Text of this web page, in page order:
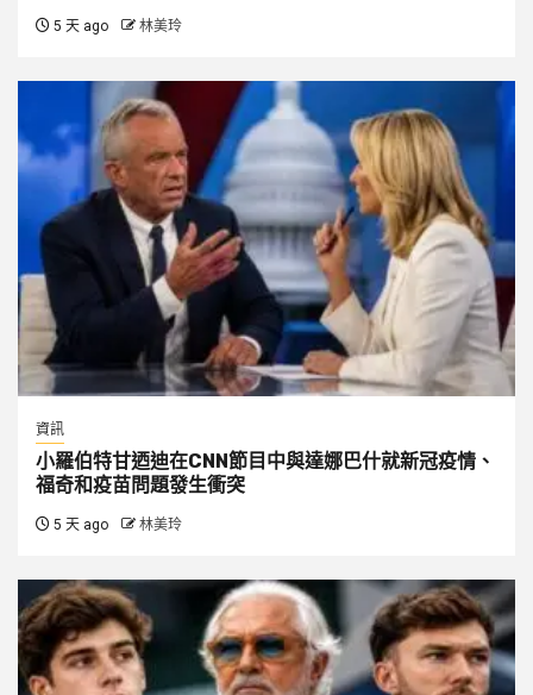
5 天 ago 林美玲
資訊
小羅伯特甘迺迪在CNN節目中與達娜巴什就新冠疫情、
福奇和疫苗問題發生衝突
5 天 ago 林美玲